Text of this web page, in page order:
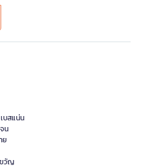
บสแน่น
น
ย
วัญ